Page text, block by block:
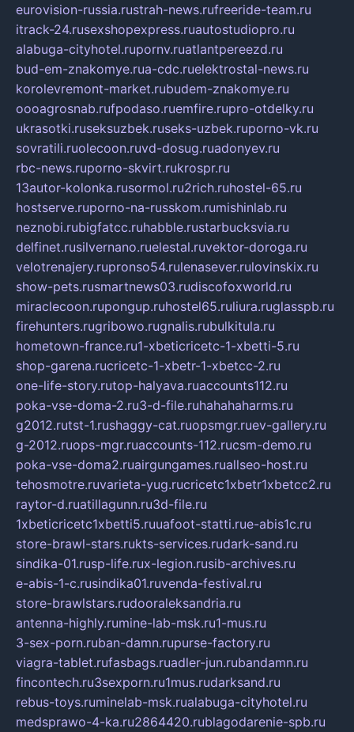
eurovision-russia.rustrah-news.rufreeride-team.ru
itrack-24.rusexshopexpress.ruautostudiopro.ru
alabuga-cityhotel.rupornv.ruatlantpereezd.ru
bud-em-znakomye.rua-cdc.ruelektrostal-news.ru
korolevremont-market.rubudem-znakomye.ru
oooagrosnab.rufpodaso.ruemfire.rupro-otdelky.ru
ukrasotki.ruseksuzbek.ruseks-uzbek.ruporno-vk.ru
sovratili.ruolecoon.ruvd-dosug.ruadonyev.ru
rbc-news.ruporno-skvirt.rukrospr.ru
13autor-kolonka.rusormol.ru2rich.ruhostel-65.ru
hostserve.ruporno-na-russkom.rumishinlab.ru
neznobi.rubigfatcc.ruhabble.rustarbucksvia.ru
delfinet.rusilvernano.ruelestal.ruvektor-doroga.ru
velotrenajery.rupronso54.rulenasever.rulovinskix.ru
show-pets.rusmartnews03.rudiscofoxworld.ru
miraclecoon.rupongup.ruhostel65.ruliura.ruglasspb.ru
firehunters.rugribowo.rugnalis.rubulkitula.ru
hometown-france.ru1-xbeticricetc-1-xbetti-5.ru
shop-garena.rucricetc-1-xbetr-1-xbetcc-2.ru
one-life-story.rutop-halyava.ruaccounts112.ru
poka-vse-doma-2.ru3-d-file.ruhahahaharms.ru
g2012.rutst-1.rushaggy-cat.ruopsmgr.ruev-gallery.ru
g-2012.ruops-mgr.ruaccounts-112.rucsm-demo.ru
poka-vse-doma2.ruairgungames.ruallseo-host.ru
tehosmotre.ruvarieta-yug.rucricetc1xbetr1xbetcc2.ru
raytor-d.ruatillagunn.ru3d-file.ru
1xbeticricetc1xbetti5.ruuafoot-statti.rue-abis1c.ru
store-brawl-stars.rukts-services.rudark-sand.ru
sindika-01.rusp-life.rux-legion.rusib-archives.ru
e-abis-1-c.rusindika01.ruvenda-festival.ru
store-brawlstars.rudooraleksandria.ru
antenna-highly.rumine-lab-msk.ru1-mus.ru
3-sex-porn.ruban-damn.rupurse-factory.ru
viagra-tablet.rufasbags.ruadler-jun.rubandamn.ru
fincontech.ru3sexporn.ru1mus.rudarksand.ru
rebus-toys.ruminelab-msk.rualabuga-cityhotel.ru
medsprawo-4-ka.ru2864420.rublagodarenie-spb.ru